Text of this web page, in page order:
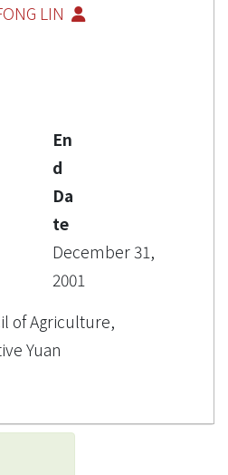
LIN
En
d
Da
te
December 31,
2001
of Agriculture,
Yuan